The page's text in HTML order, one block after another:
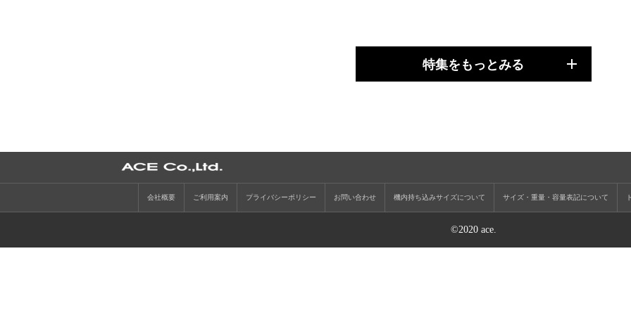
特集をもっとみる
会社概要 ご利用案内 プライバシーポリシー お問い合わせ 機内持ち込みサイズについて サイズ・重量・容量表記について
©2020 ace.